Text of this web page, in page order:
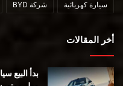
سيارة كهربائية شركة BYD
أخر المقالات